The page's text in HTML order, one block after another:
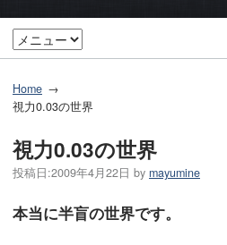
Home
視力0.03の世界
視力0.03の世界
投稿日:2009年4月22日 by mayumine
本当に半盲の世界です。